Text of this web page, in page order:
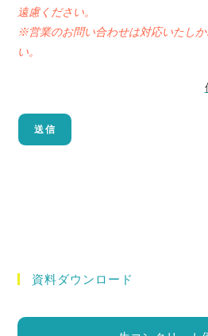
遠慮ください。
※営業のお問い合わせは対応いたし
い。
資料ダウンロード